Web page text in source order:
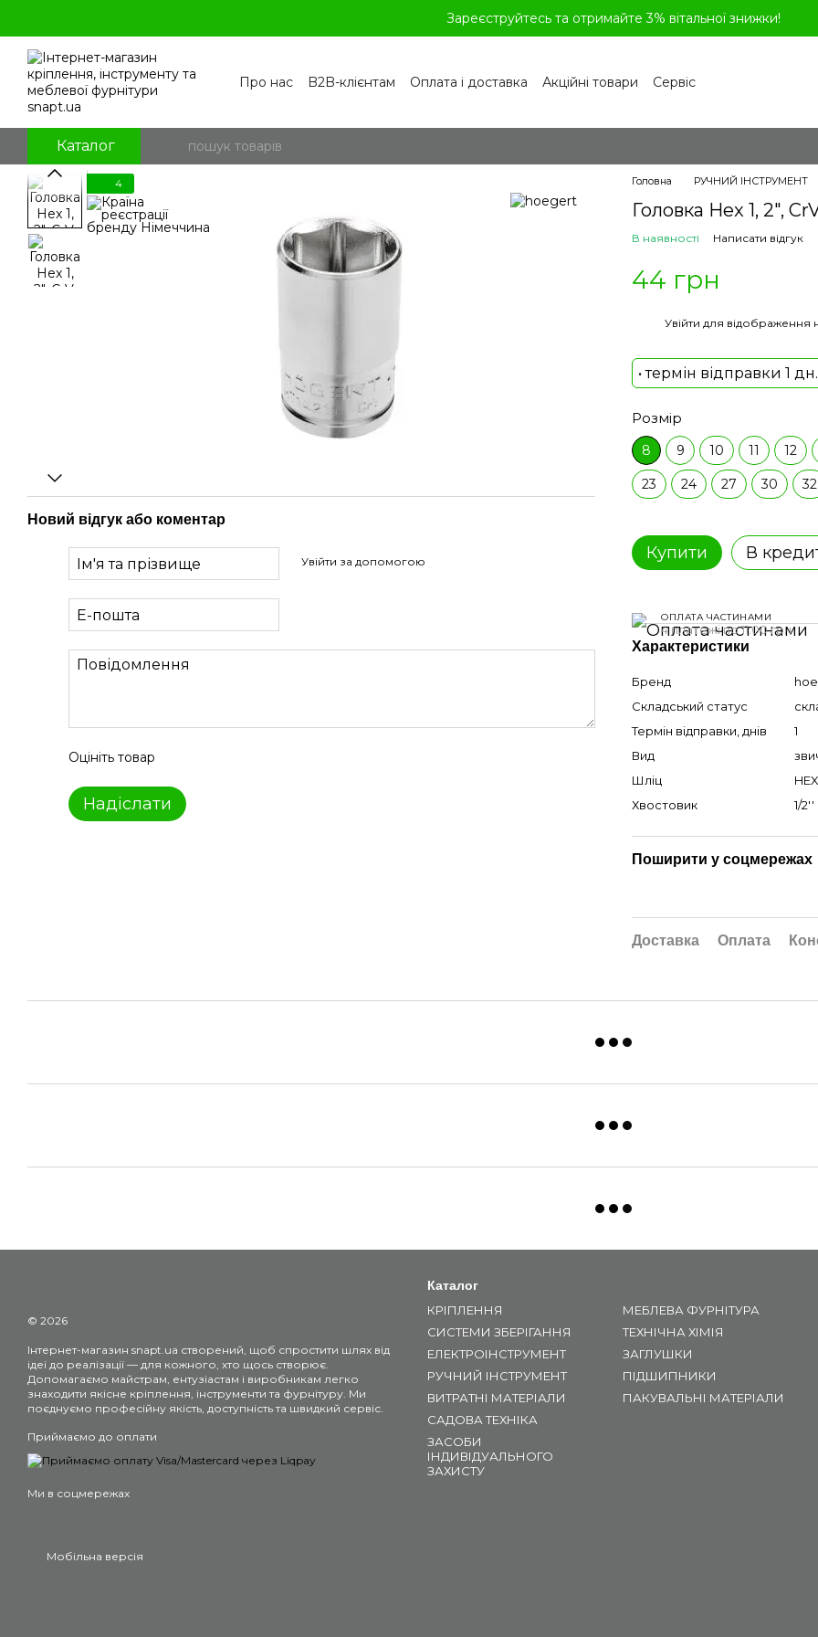
Зареєструйтесь та отримайте 3% вітальної знижки!
Про нас B2B-клієнтам Оплата і доставка Акційні товари
Сервіс
Блог
Каталог
4
Новий відгук або коментар
Увійти за допомогою
Оцініть товар
Надіслати
Головна РУЧНИЙ ІНСТРУМЕНТ
Головка Hex 1, 2",
В наявності Написати відгук
44 грн
Увійти для відображення
• термін відправки 1 дн.
Розмір
8 9 10 11 12
23 24 27 30 32
Купити В
ОПЛАТА ЧАСТИНАМИ
4 платежі по 11.00 грн
Характеристики
Бренд
Складський статус
Термін відправки, днів
1
Вид
Шліц
HEX
Хвостовик
1/2''
Поширити у соцмережах
Доставка Оплата
© 2026
Інтернет-магазин snapt.ua створений, щоб спростити шлях від
ідеї до реалізації — для кожного, хто щось створює.
Допомагаємо майстрам, ентузіастам і виробникам легко
знаходити якісне кріплення, інструменти та фурнітуру. Ми
поєднуємо професійну якість, доступність та швидкий сервіс.
Приймаємо до оплати
Ми в соцмережах
Мобільна версія
Каталог
КРІПЛЕННЯ
СИСТЕМИ ЗБЕРІГАННЯ
ЕЛЕКТРОІНСТРУМЕНТ
РУЧНИЙ ІНСТРУМЕНТ
ВИТРАТНІ МАТЕРІАЛИ
САДОВА ТЕХНІКА
ЗАСОБИ
ІНДИВІДУАЛЬНОГО
ЗАХИСТУ
МЕБЛЕВА ФУРНІТУРА
ТЕХНІЧНА ХІМІЯ
ЗАГЛУШКИ
ПІДШИПНИКИ
ПАКУВАЛЬНІ МАТЕРІАЛИ